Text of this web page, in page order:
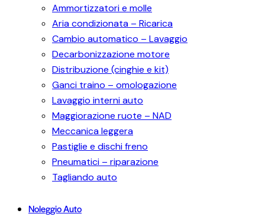
Ammortizzatori e molle
Aria condizionata – Ricarica
Cambio automatico – Lavaggio
Decarbonizzazione motore
Distribuzione (cinghie e kit)
Ganci traino – omologazione
Lavaggio interni auto
Maggiorazione ruote – NAD
Meccanica leggera
Pastiglie e dischi freno
Pneumatici – riparazione
Tagliando auto
Noleggio Auto